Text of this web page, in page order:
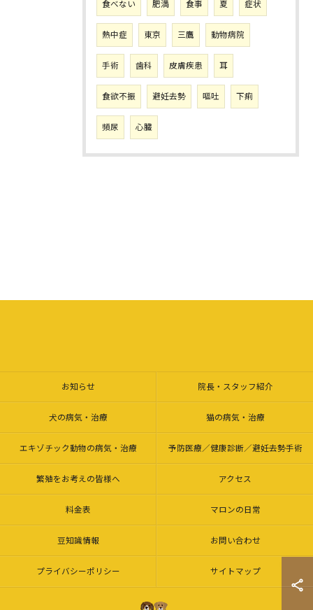
食べない 肥満 食事 夏 症状
熱中症 東京 三鷹 動物病院
手術 歯科 皮膚疾患 耳
食欲不振 避妊去勢 嘔吐 下痢
頻尿 心臓
お知らせ 院長・スタッフ紹介
犬の病気・治療 猫の病気・治療
エキゾチック動物の病気・治療 予防医療／健康診断／避妊去勢手術
繁殖をお考えの皆様へ アクセス
料金表 マロンの日常
豆知識情報 お問い合わせ
プライバシーポリシー サイトマップ